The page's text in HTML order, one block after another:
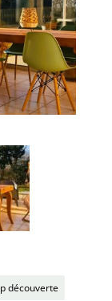
découverte